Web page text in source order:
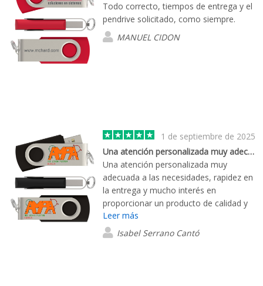
Todo correcto, tiempos de entrega y el
pendrive solicitado, como siempre.
MANUEL CIDON
1 de septiembre de 2025
Una atención personalizada muy adecuada…
Una atención personalizada muy
adecuada a las necesidades, rapidez en
la entrega y mucho interés en
proporcionar un producto de calidad y
asegurarse de haberlo recibido todo
correctamente.
Leer más
Isabel Serrano Cantó